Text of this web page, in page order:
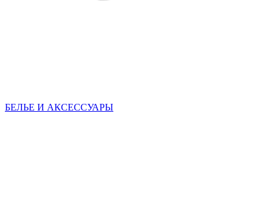
БЕЛЬЕ И АКСЕССУАРЫ